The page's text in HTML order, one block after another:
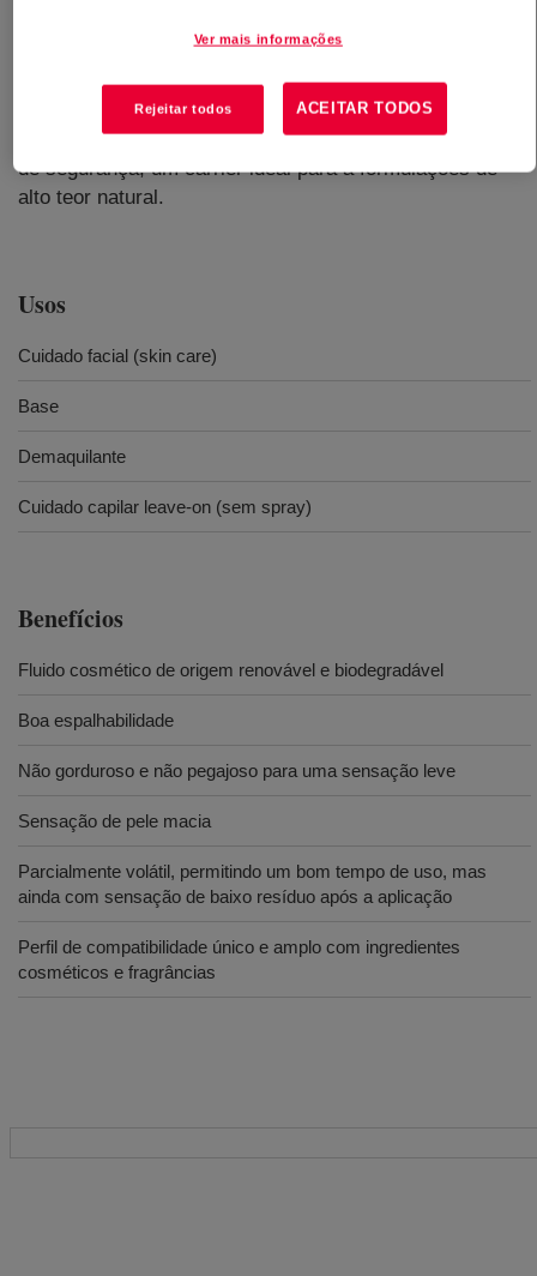
Produto de fonte renovável e biodegradável produzido
com sobras da colheita de plantas. Possui um bom perfil
de segurança, um carrier ideal para a formulações de
alto teor natural.
Usos
Cuidado facial (skin care)
Base
Demaquilante
Cuidado capilar leave-on (sem spray)
Benefícios
Fluido cosmético de origem renovável e biodegradável
Boa espalhabilidade
Não gorduroso e não pegajoso para uma sensação leve
Sensação de pele macia
Parcialmente volátil, permitindo um bom tempo de uso, mas
ainda com sensação de baixo resíduo após a aplicação
Perfil de compatibilidade único e amplo com ingredientes
cosméticos e fragrâncias
Ver mais informações
Rejeitar todos ACEITAR TODOS